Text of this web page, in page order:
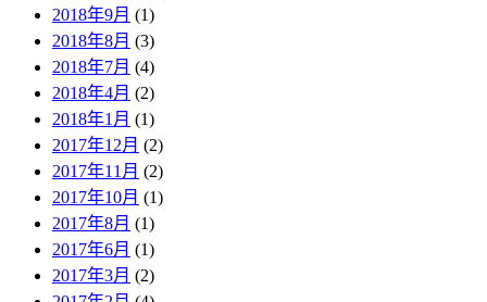
2018年9月 (1)
2018年8月 (3)
2018年7月 (4)
2018年4月 (2)
2018年1月 (1)
2017年12月 (2)
2017年11月 (2)
2017年10月 (1)
2017年8月 (1)
2017年6月 (1)
2017年3月 (2)